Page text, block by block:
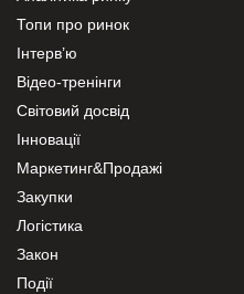
Топи про ринок
Інтерв’ю
Відео-тренінги
Світовий досвід
Інновації
Маркетинг&Продажі
Закупки
Логістика
Закон
Події